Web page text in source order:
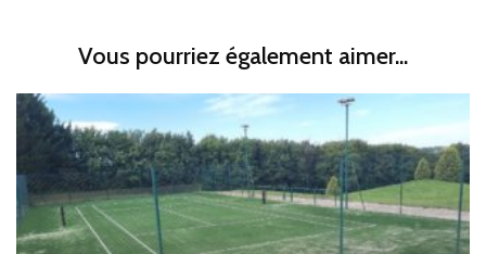
Vous pourriez également aimer...